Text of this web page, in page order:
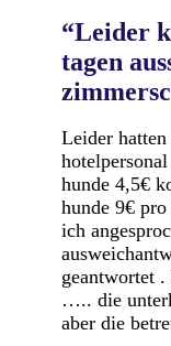
“Leider
tagen
Leider
hunde 4,5€
hunde 9€
ich
geantwortet
….. die
aber die